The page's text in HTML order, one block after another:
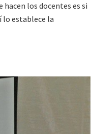
hacen los docentes es si
lo establece la